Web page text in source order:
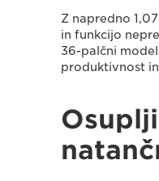
Z napredno
in funkcijo
36-palčni
produktivnost